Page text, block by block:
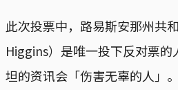
此次投票中，路易斯安那州共
Higgins）是唯一投下反对票
坦的资讯会「伤害无辜的人」